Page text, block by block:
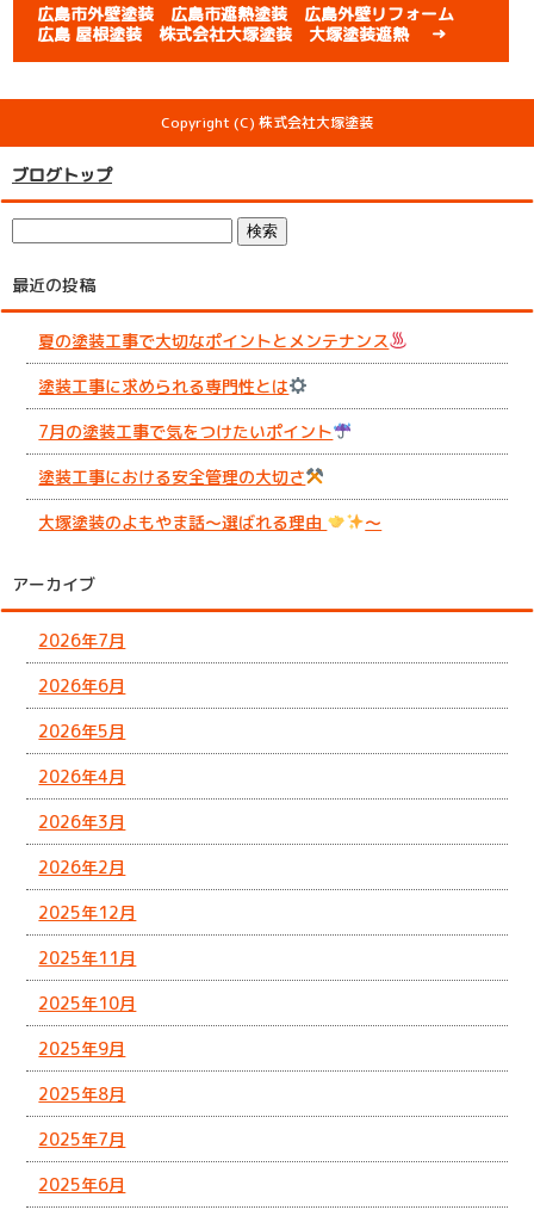
広島市外壁塗装 広島市遮熱塗装 広島外壁リフォーム
広島 屋根塗装 株式会社大塚塗装 大塚塗装遮熱
→
Copyright (C) 株式会社大塚塗装
ブログトップ
最近の投稿
夏の塗装工事で大切なポイントとメンテナンス
塗装工事に求められる専門性とは
7月の塗装工事で気をつけたいポイント
塗装工事における安全管理の大切さ
大塚塗装のよもやま話～選ばれる理由
～
アーカイブ
2026年7月
2026年6月
2026年5月
2026年4月
2026年3月
2026年2月
2025年12月
2025年11月
2025年10月
2025年9月
2025年8月
2025年7月
2025年6月